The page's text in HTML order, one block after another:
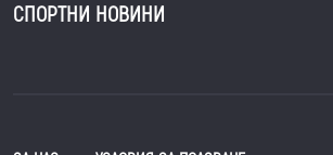
СПОРТНИ НОВИНИ